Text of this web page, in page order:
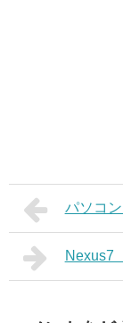
パソコ
Nexus7